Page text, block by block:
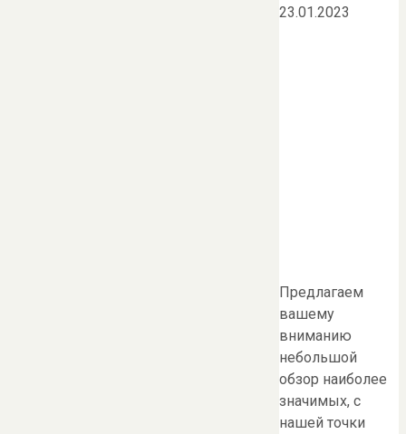
23.01.2023
Предлагаем
вашему
вниманию
небольшой
обзор наиболее
значимых, с
нашей точки